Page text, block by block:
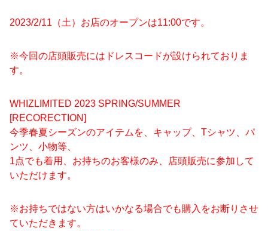
2023/2/11（土）お店のオープンは11:00です。
※今回の店頭販売にはドレスコードが設けられておりま
す。
WHIZLIMITED 2023 SPRING/SUMMER
[RECORECTION]
今季春夏シーズンのアイテムを、キャップ、Tシャツ、パ
ンツ、小物等、
1点でも着用、お持ちのお客様のみ、店頭販売に参加して
いただけます。
※お持ちではない方はいかなる場合でも購入をお断りさせ
ていただきます。